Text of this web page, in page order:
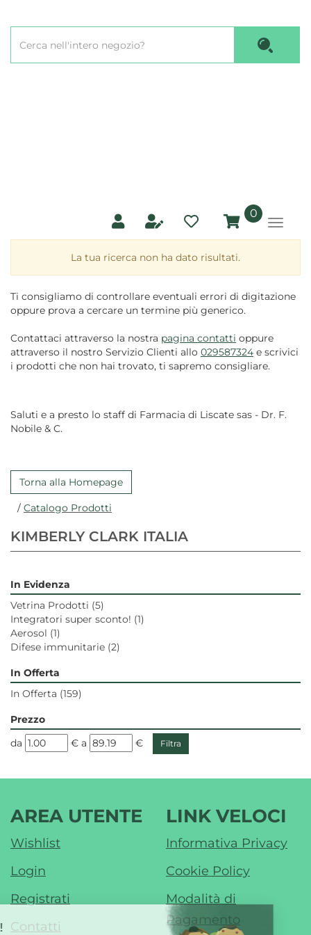
principale
Prodotto
0prodotti
inseriti
La tua ricerca non ha dato risultati.
Ti consigliamo di controllare eventuali errori di digitazione
oppure prova a cercare un termine più generico.
Contattaci attraverso la nostra pagina contatti oppure
attraverso il nostro Servizio Clienti allo 029587324 e scrivici
i prodotti che non hai trovato, ti sapremo consigliare.
Saluti e a presto lo staff di Farmacia di Liscate sas - Dr. F.
Nobile & C.
Torna alla Homepage
/ Catalogo Prodotti
KIMBERLY CLARK ITALIA
In Evidenza
Vetrina Prodotti (5)
Integratori super sconto! (1)
Aerosol (1)
Difese immunitarie (2)
In Offerta
In Offerta (159)
Prezzo
filtra
da € filtra
a €
AREA UTENTE
Wishlist
Login
Registrati
Contatti
LINK VELOCI
Informativa Privacy
Cookie Policy
Modalità di
Pagamento